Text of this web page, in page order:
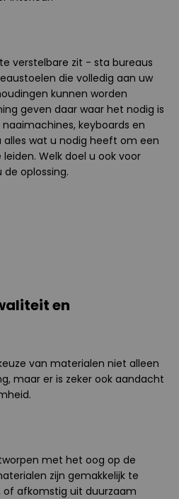
verstelbare zit - sta bureaus
die volledig aan uw
kunnen worden
geven daar waar het nodig is
keyboards en
alles wat u nodig heeft om een
Welk doel u ook voor
oplossing.
en
van materialen niet alleen
maar er is zeker ook aandacht
met het oog op de
zijn gemakkelijk te
of afkomstig uit duurzaam